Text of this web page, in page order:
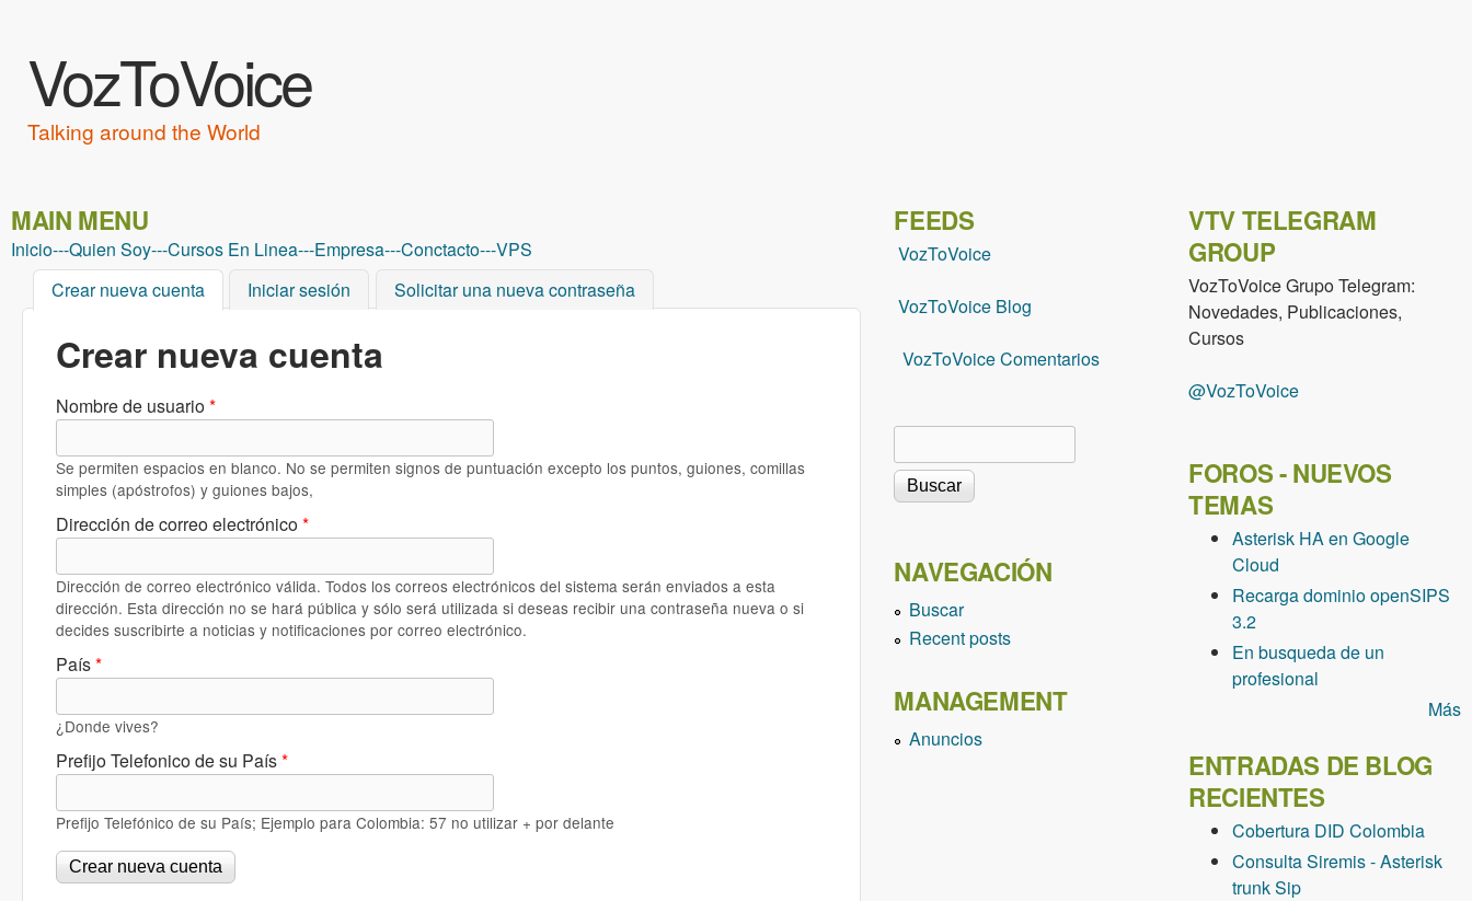
VozToVoice
Talking around the World
MAIN MENU
Inicio---Quien Soy---Cursos En Linea---Empresa---Conctacto---VPS
Crear nueva cuenta (solapa activa)
Iniciar sesión Solicitar una nueva contraseña
Crear nueva cuenta
Nombre de usuario*
Se permiten espacios en blanco. No se permiten signos de puntuación excepto los puntos, guiones, comillas
simples (apóstrofos) y guiones bajos,
Dirección de correo electrónico*
Dirección de correo electrónico válida. Todos los correos electrónicos del sistema serán enviados a esta
dirección. Esta dirección no se hará pública y sólo será utilizada si deseas recibir una contraseña nueva o si
decides suscribirte a noticias y notificaciones por correo electrónico.
País*
¿Donde vives?
Prefijo Telefonico de su País*
Prefijo Telefónico de su País; Ejemplo para Colombia: 57 no utilizar + por delante
FEEDS
VozToVoice
VozToVoice Blog
VozToVoice Comentarios
Formulario de búsqueda
NAVEGACIÓN
Buscar
Recent posts
MANAGEMENT
Anuncios
VTV TELEGRAM
GROUP
VozToVoice Grupo Telegram:
Novedades, Publicaciones,
Cursos
@VozToVoice
FOROS - NUEVOS
TEMAS
Asterisk HA en Google
Cloud
Recarga dominio openSIPS
3.2
En busqueda de un
profesional
Más
ENTRADAS DE BLOG
RECIENTES
Cobertura DID Colombia
Consulta Siremis - Asterisk
trunk Sip